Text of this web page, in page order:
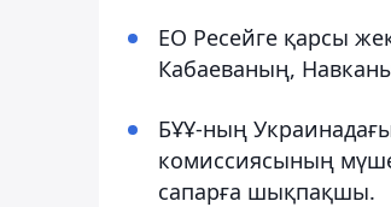
ЕО Ресейге қарсы
Кабаеваның,
БҰҰ-ның
комиссиясының
сапарға шықпақшы.